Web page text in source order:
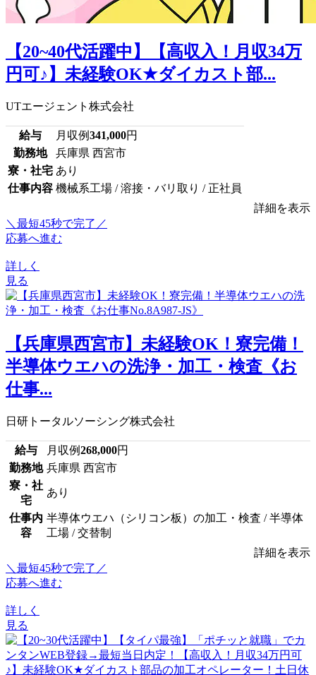
【20~40代活躍中】【高収入！月収34万
円可♪】未経験OK★ダイカスト部...
UTエージェント株式会社
給与 月収例341,000円
勤務地
兵庫県 西宮市
寮・社宅 あり
仕事内容 機械系工場 / 溶接・バリ取り / 正社員
詳細を表示
＼最短45秒で完了／
応募へ進む
詳しく
見る
【兵庫県西宮市】未経験OK！寮完備！
半導体ウエハの洗浄・加工・検査《お
仕事...
日研トータルソーシング株式会社
給与 月収例268,000円
勤務地 兵庫県 西宮市
寮・社
宅
あり
仕事内
容
半導体ウエハ（シリコン板）の加工・検査 / 半導体
工場 / 交替制
詳細を表示
＼最短45秒で完了／
応募へ進む
詳しく
見る